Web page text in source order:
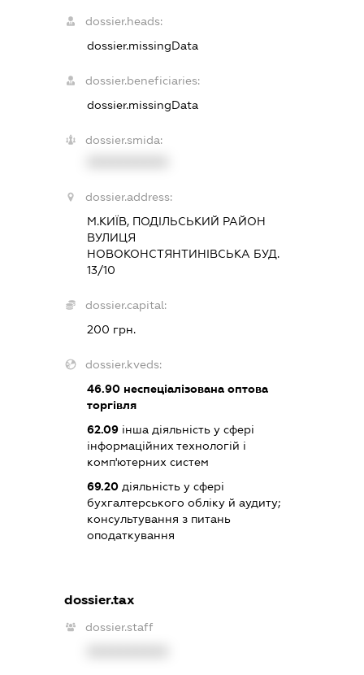
dossier.heads:
dossier.missingData
dossier.beneficiaries:
dossier.missingData
dossier.smida:
dossier.address:
М.КИЇВ, ПОДІЛЬСЬКИЙ РАЙОН
ВУЛИЦЯ
НОВОКОНСТЯНТИНІВСЬКА БУД.
13/10
dossier.capital:
200 грн.
dossier.kveds:
46.90 неспеціалізована оптова
торгівля
62.09 інша діяльність у сфері
інформаційних технологій і
комп'ютерних систем
69.20 діяльність у сфері
бухгалтерського обліку й аудиту;
консультування з питань
оподаткування
dossier.tax
dossier.staff